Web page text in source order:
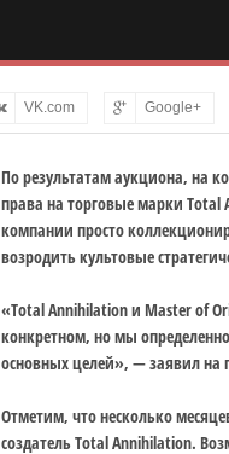
VK.com Google+
По результатам аукциона, на
права на торговые марки Total
компании просто
возродить культовые
«Total Annihilation и Master of
конкретном, но мы
основных целей», — заявил на
Отметим, что несколько
создатель Total Annihilation.